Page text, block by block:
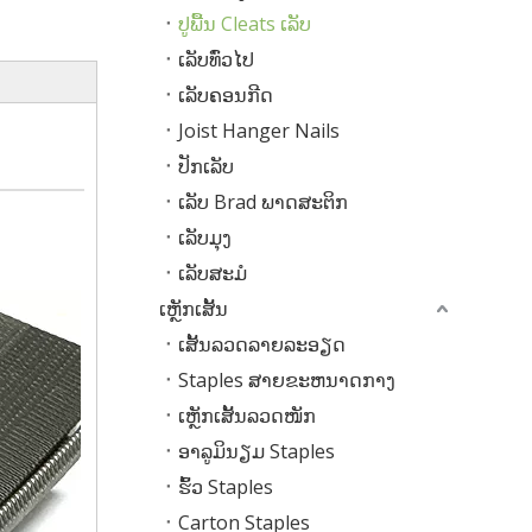
ປູພື້ນ Cleats ເລັບ
ເລັບທົ່ວໄປ
ເລັບຄອນກີດ
Joist Hanger Nails
ປັກເລັບ
ເລັບ Brad ພາດສະຕິກ
ເລັບມຸງ
ເລັບສະມໍ
ເຫຼັກເສັ້ນ
ເສັ້ນລວດລາຍລະອຽດ
Staples ສາຍຂະຫນາດກາງ
ເຫຼັກເສັ້ນລວດໜັກ
ອາລູມິນຽມ Staples
ຮົ້ວ Staples
Carton Staples